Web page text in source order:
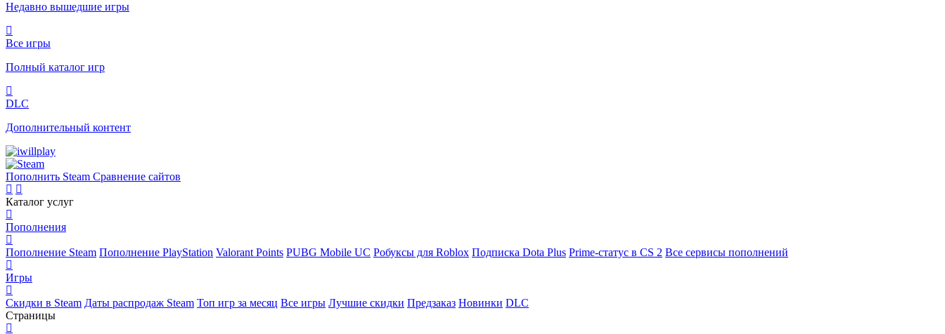
Недавно вышедшие игры
Все игры
Полный каталог игр
DLC
Дополнительный контент
Пополнить Steam Сравнение сайтов
Каталог услуг
Пополнения
Пополнение Steam Пополнение PlayStation Valorant Points PUBG Mobile UC Робуксы для Roblox Подписка Dota Plus Prime-статус в CS 2 Все сервисы пополнений
Игры
Скидки в Steam Даты распродаж Steam Топ игр за месяц Все игры Лучшие скидки Предзаказ Новинки DLC
Страницы